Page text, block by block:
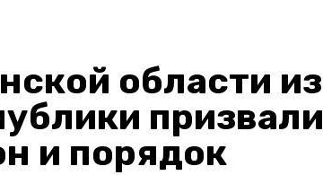
области из
призвали
и порядок